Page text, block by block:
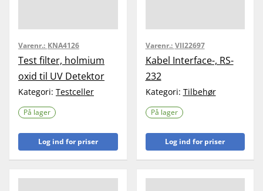
Varenr.: KNA4126
Test filter, holmium
oxid til UV Detektor
Kategori: Testceller
På lager
Log ind for priser
Varenr.: VII22697
Kabel Interface-, RS-
232
Kategori: Tilbehør
På lager
Log ind for priser